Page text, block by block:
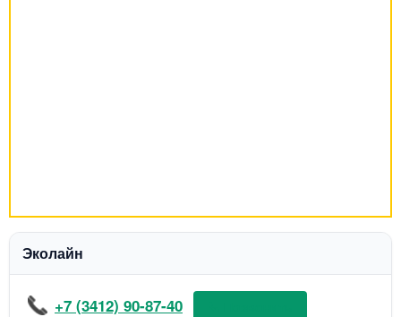
Эколайн
+7 (3412) 90-87-40